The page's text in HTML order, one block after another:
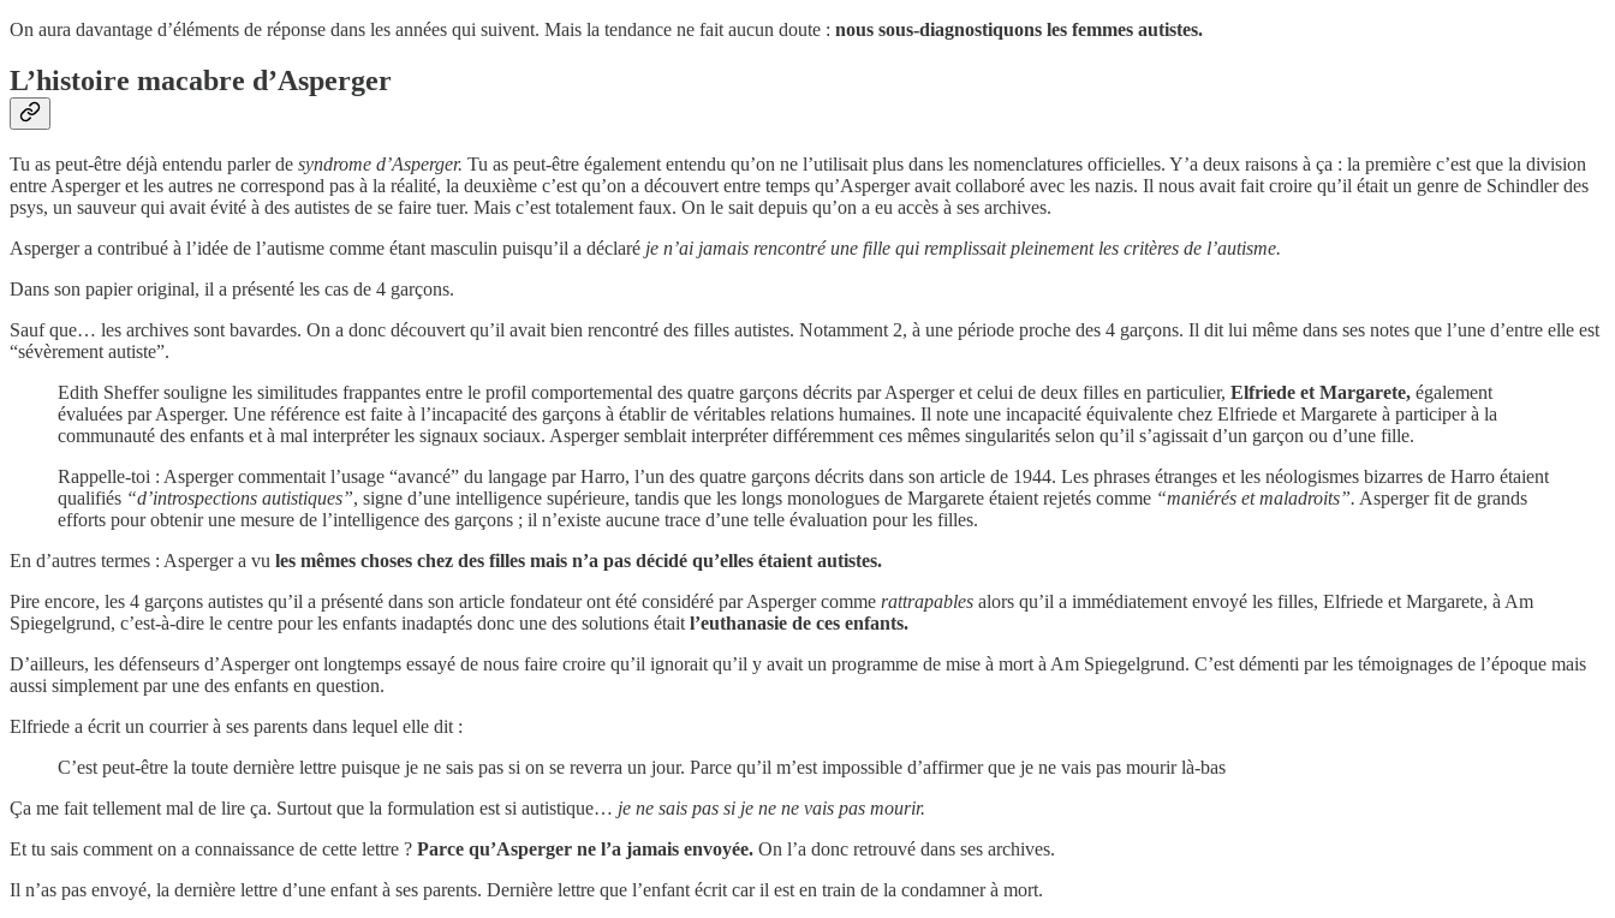
On aura davantage d’éléments de réponse dans les années qui suivent. Mais la tendance ne fait aucun doute : nous sous-diagnostiquons les femmes autistes.
L’histoire macabre d’Asperger
Tu as peut-être déjà entendu parler de syndrome d’Asperger. Tu as peut-être également entendu qu’on ne l’utilisait plus dans les nomenclatures officielles. Y’a deux raisons à ça : la première c’est que la division
entre Asperger et les autres ne correspond pas à la réalité, la deuxième c’est qu’on a découvert entre temps qu’Asperger avait collaboré avec les nazis. Il nous avait fait croire qu’il était un genre de Schindler des
psys, un sauveur qui avait évité à des autistes de se faire tuer. Mais c’est totalement faux. On le sait depuis qu’on a eu accès à ses archives.
Asperger a contribué à l’idée de l’autisme comme étant masculin puisqu’il a déclaré je n’ai jamais rencontré une fille qui remplissait pleinement les critères de l’autisme.
Dans son papier original, il a présenté les cas de 4 garçons.
Sauf que… les archives sont bavardes. On a donc découvert qu’il avait bien rencontré des filles autistes. Notamment 2, à une période proche des 4 garçons. Il dit lui même dans ses notes que l’une d’entre elle est
“sévèrement autiste”.
Edith Sheffer souligne les similitudes frappantes entre le profil comportemental des quatre garçons décrits par Asperger et celui de deux filles en particulier, Elfriede et Margarete, également
évaluées par Asperger. Une référence est faite à l’incapacité des garçons à établir de véritables relations humaines. Il note une incapacité équivalente chez Elfriede et Margarete à participer à la
communauté des enfants et à mal interpréter les signaux sociaux. Asperger semblait interpréter différemment ces mêmes singularités selon qu’il s’agissait d’un garçon ou d’une fille.
Rappelle-toi : Asperger commentait l’usage “avancé” du langage par Harro, l’un des quatre garçons décrits dans son article de 1944. Les phrases étranges et les néologismes bizarres de Harro étaient
qualifiés “d’introspections autistiques”, signe d’une intelligence supérieure, tandis que les longs monologues de Margarete étaient rejetés comme “maniérés et maladroits”. Asperger fit de grands
efforts pour obtenir une mesure de l’intelligence des garçons ; il n’existe aucune trace d’une telle évaluation pour les filles.
En d’autres termes : Asperger a vu les mêmes choses chez des filles mais n’a pas décidé qu’elles étaient autistes.
Pire encore, les 4 garçons autistes qu’il a présenté dans son article fondateur ont été considéré par Asperger comme rattrapables alors qu’il a immédiatement envoyé les filles, Elfriede et Margarete, à Am
Spiegelgrund, c’est-à-dire le centre pour les enfants inadaptés donc une des solutions était l’euthanasie de ces enfants.
D’ailleurs, les défenseurs d’Asperger ont longtemps essayé de nous faire croire qu’il ignorait qu’il y avait un programme de mise à mort à Am Spiegelgrund. C’est démenti par les témoignages de l’époque mais
aussi simplement par une des enfants en question.
Elfriede a écrit un courrier à ses parents dans lequel elle dit :
C’est peut-être la toute dernière lettre puisque je ne sais pas si on se reverra un jour. Parce qu’il m’est impossible d’affirmer que je ne vais pas mourir là-bas
Ça me fait tellement mal de lire ça. Surtout que la formulation est si autistique… je ne sais pas si je ne ne vais pas mourir.
Et tu sais comment on a connaissance de cette lettre ? Parce qu’Asperger ne l’a jamais envoyée. On l’a donc retrouvé dans ses archives.
Il n’as pas envoyé, la dernière lettre d’une enfant à ses parents. Dernière lettre que l’enfant écrit car il est en train de la condamner à mort.